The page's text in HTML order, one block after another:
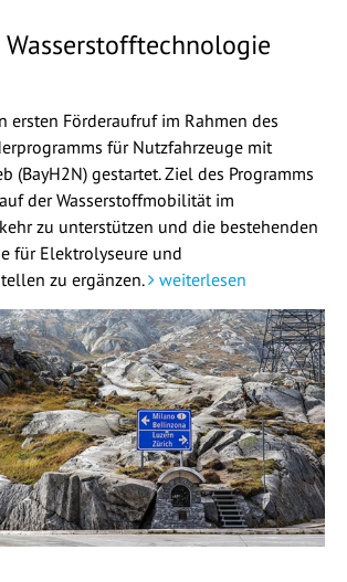
ersten Förderaufruf im Rahmen des
für Nutzfahrzeuge mit
(BayH2N) gestartet. Ziel des Programms
der Wasserstoffmobilität im
zu unterstützen und die bestehenden
für Elektrolyseure und
zu ergänzen.
weiterlesen